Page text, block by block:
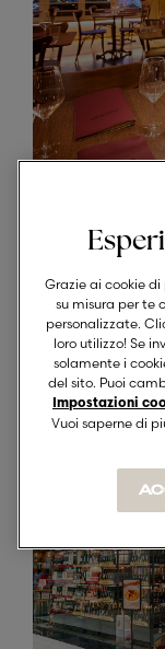
Grazie ai cookie di
su misura per te
personalizzate.
loro utilizzo! Se
solamente i
del sito. Puoi
Impostazioni
Vuoi saperne di